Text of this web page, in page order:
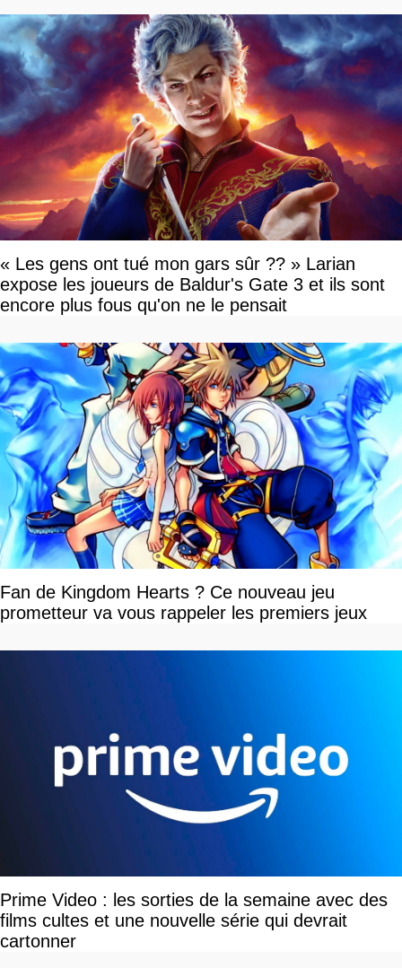
« Les gens ont tué mon gars sûr ?? » Larian
expose les joueurs de Baldur's Gate 3 et ils sont
encore plus fous qu'on ne le pensait
Fan de Kingdom Hearts ? Ce nouveau jeu
prometteur va vous rappeler les premiers jeux
Prime Video : les sorties de la semaine avec des
films cultes et une nouvelle série qui devrait
cartonner